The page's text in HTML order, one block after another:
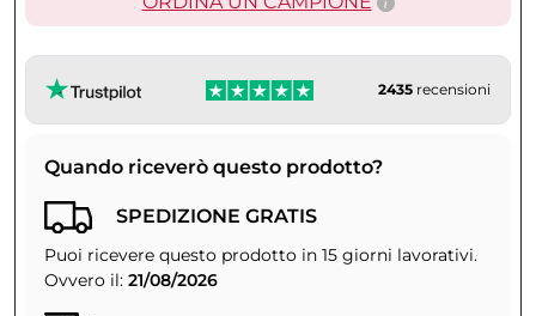
2435 recensioni
Quando riceverò questo prodotto?
SPEDIZIONE GRATIS
Puoi ricevere questo prodotto in 15 giorni lavorativi.
Ovvero il: 21/08/2026